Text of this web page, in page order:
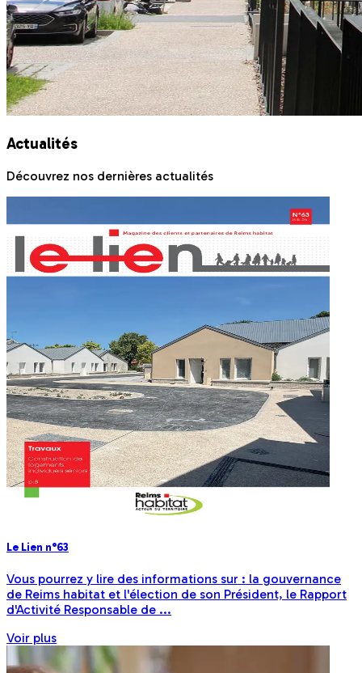
Actualités
Découvrez nos dernières actualités
Le Lien n°63
Vous pourrez y lire des informations sur : la gouvernance
de Reims habitat et l'élection de son Président, le Rapport
d'Activité Responsable de ...
Voir plus